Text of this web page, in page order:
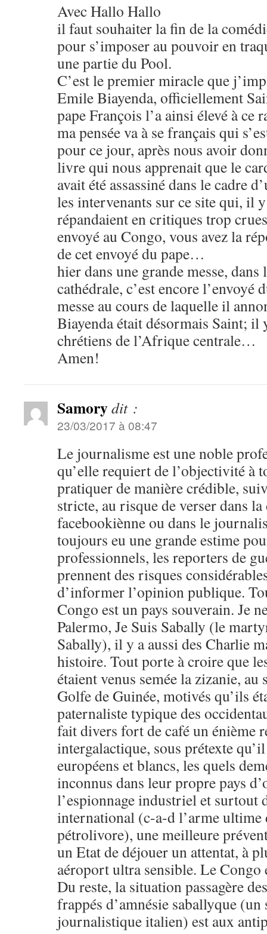
Avec Hallo Hallo
il faut souhaiter la fin de la
pour s’imposer au pouvoir en
une partie du Pool.
C’est le premier miracle que
Emile Biayenda, officiellement
pape François l’a ainsi élevé à ce
ma pensée va à se français qui
pour ce jour, après nous avoir
livre qui nous apprenait que le
avait été assassiné dans le cadre
les intervenants sur ce site qui, il
répandaient en critiques trop
envoyé au Congo, vous avez la
de cet envoyé du pape…
hier dans une grande messe, dans
cathédrale, c’est encore l’envoyé
messe au cours de laquelle il
Biayenda était désormais Saint; il
chrétiens de l’Afrique centrale…
Amen!
Samorydit :
23/03/2017 à 08:47
Le journalisme est une noble
qu’elle requiert de l’objectivité à
pratiquer de manière crédible,
stricte, au risque de verser dans
facebookiènne ou dans le
toujours eu une grande estime
professionnels, les reporters de
prennent des risques
d’informer l’opinion publique.
Congo est un pays souverain. Je
Palermo, Je Suis Sabally (le
Sabally), il y a aussi des Charlie
histoire. Tout porte à croire que
étaient venus semée la zizanie, au
Golfe de Guinée, motivés qu’ils
paternaliste typique des
fait divers fort de café un énième
intergalactique, sous prétexte
européens et blancs, les quels
inconnus dans leur propre pays
l’espionnage industriel et surtout
international (c-a-d l’arme ultime
pétrolivore), une meilleure
un Etat de déjouer un attentat, à
aéroport ultra sensible. Le Congo
Du reste, la situation passagère
frappés d’amnésie saballyque
journalistique italien) est aux